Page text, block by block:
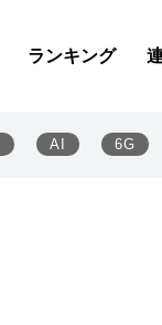
ランキング
AI 6G